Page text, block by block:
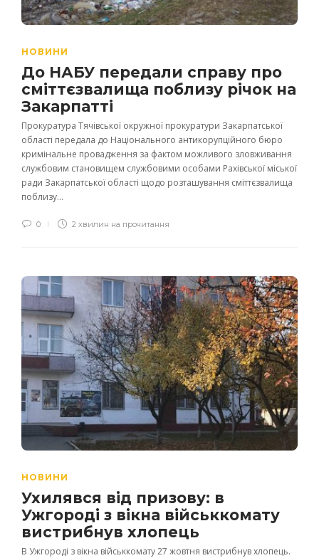
НОВИНИ
До НАБУ передали справу про
сміттєзвалища поблизу річок на
Закарпатті
Прокуратура Тячівської окружної прокуратури Закарпатської
області передала до Національного антикорупційного бюро
кримінальне провадження за фактом можливого зловживання
службовим становищем службовими особами Рахівської міської
ради Закарпатської області щодо розташування сміттєзвалища
поблизу...
0 2 хвилин на прочитання
НОВИНИ
Ухилявся від призову: в
Ужгороді з вікна військкомату
вистрибнув хлопець
В Ужгороді з вікна військкомату 27 жовтня вистрибнув хлопець.